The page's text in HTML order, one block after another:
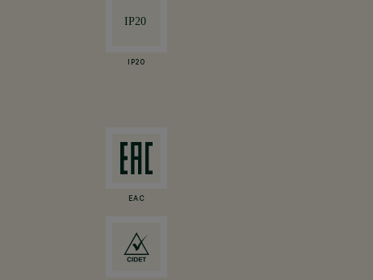
IP20
EAC